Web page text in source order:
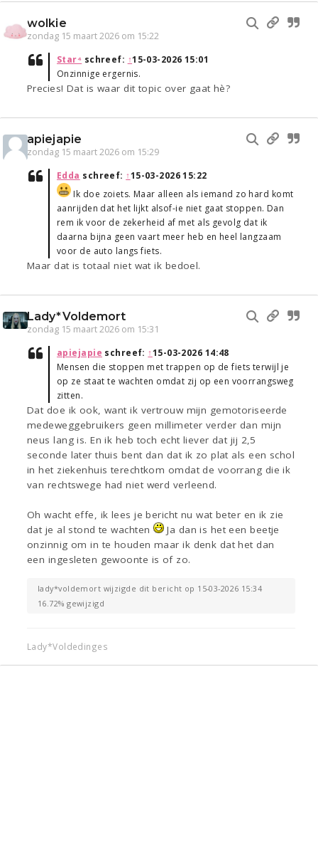
wolkie
zondag 15 maart 2026 om 15:22
Star⁴ schreef: ↑15-03-2026 15:01
Onzinnige ergernis.
Precies! Dat is waar dit topic over gaat hè?
apiejapie
zondag 15 maart 2026 om 15:29
Edda schreef: ↑15-03-2026 15:22
Ik doe zoiets. Maar alleen als iemand zo hard komt
aanrijden dat het lijkt alsof-ie niet gaat stoppen. Dan
rem ik voor de zekerheid af met als gevolg dat ik
daarna bijna geen vaart meer heb en heel langzaam
voor de auto langs fiets.
Maar dat is totaal niet wat ik bedoel.
Lady*Voldemort
zondag 15 maart 2026 om 15:31
apiejapie schreef: ↑15-03-2026 14:48
Mensen die stoppen met trappen op de fiets terwijl je
op ze staat te wachten omdat zij op een voorrangsweg
zitten.
Dat doe ik ook, want ik vertrouw mijn gemotoriseerde
medeweggebruikers geen millimeter verder dan mijn
neus lang is. En ik heb toch echt liever dat jij 2,5
seconde later thuis bent dan dat ik zo plat als een schol
in het ziekenhuis terechtkom omdat de voorrang die ik
van rechtswege had niet werd verleend.
Oh wacht effe, ik lees je bericht nu wat beter en ik zie
dat je al stond te wachten
Ja dan is het een beetje
onzinnig om in te houden maar ik denk dat het dan
een ingesleten gewoonte is of zo.
lady*voldemort wijzigde dit bericht op 15-03-2026 15:34
16.72% gewijzigd
Lady*Voldedinges